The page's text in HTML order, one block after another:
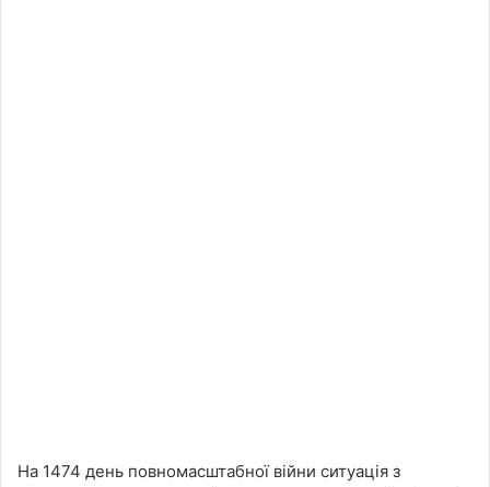
На 1474 день повномасштабної війни ситуація з